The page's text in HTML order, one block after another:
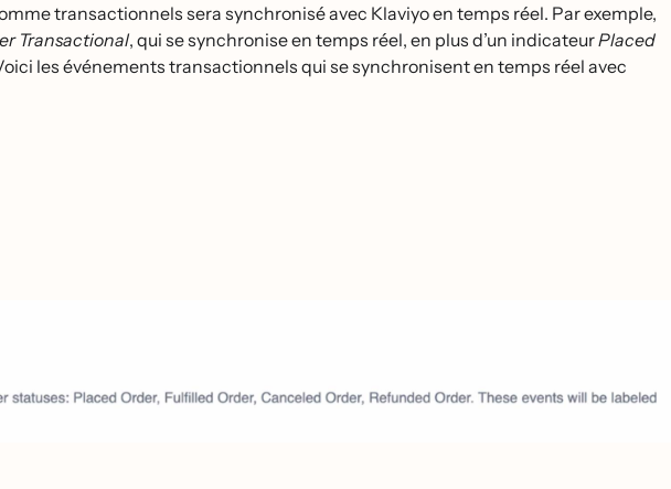
transactionnels sera synchronisé avec Klaviyo en temps réel. Par exemple,
Transactional, qui se synchronise en temps réel, en plus d’un indicateurPlaced
les événements transactionnels qui se synchronisent en temps réel avec